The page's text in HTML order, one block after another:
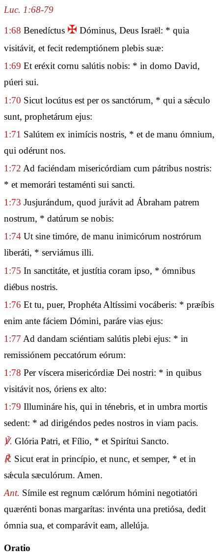
Luc. 1:68-79
1:68 Benedíctus ✠ Dóminus, Deus Israël: * quia
visitávit, et fecit redemptiónem plebis suæ:
1:69 Et eréxit cornu salútis nobis: * in domo David,
púeri sui.
1:70 Sicut locútus est per os sanctórum, * qui a sǽculo
sunt, prophetárum ejus:
1:71 Salútem ex inimícis nostris, * et de manu ómnium,
qui odérunt nos.
1:72 Ad faciéndam misericórdiam cum pátribus nostris:
* et memorári testaménti sui sancti.
1:73 Jusjurándum, quod jurávit ad Ábraham patrem
nostrum, * datúrum se nobis:
1:74 Ut sine timóre, de manu inimicórum nostrórum
liberáti, * serviámus illi.
1:75 In sanctitáte, et justítia coram ipso, * ómnibus
diébus nostris.
1:76 Et tu, puer, Prophéta Altíssimi vocáberis: * præíbis
enim ante fáciem Dómini, paráre vias ejus:
1:77 Ad dandam sciéntiam salútis plebi ejus: * in
remissiónem peccatórum eórum:
1:78 Per víscera misericórdiæ Dei nostri: * in quibus
visitávit nos, óriens ex alto:
1:79 Illumináre his, qui in ténebris, et in umbra mortis
sedent: * ad dirigéndos pedes nostros in viam pacis.
℣. Glória Patri, et Fílio, * et Spirítui Sancto.
℟. Sicut erat in princípio, et nunc, et semper, * et in
sǽcula sæculórum. Amen.
Ant. Símile est regnum cælórum hómini negotiatóri
quærénti bonas margarítas: invénta una pretiósa, dedit
ómnia sua, et comparávit eam, allelúja.
Oratio